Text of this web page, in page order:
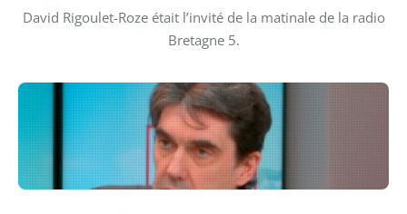
David Rigoulet-Roze était l’invité de la matinale de la radio
Bretagne 5.